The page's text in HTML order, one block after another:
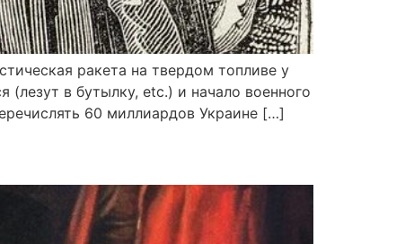
ракета на твердом топливе у
в бутылку, etc.) и начало военного
60 миллиардов Украине […]